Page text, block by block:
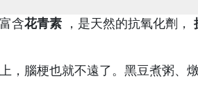
含花青素 ，是天然的抗氧化劑，
，腦梗也就不遠了。黑豆煮粥、